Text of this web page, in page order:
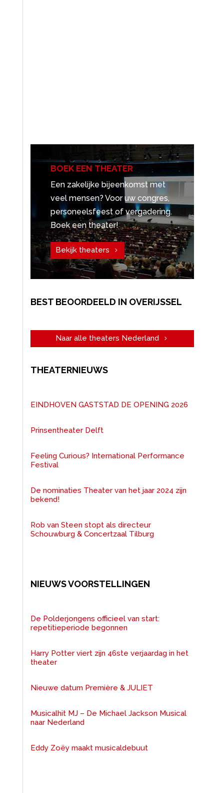
BOEK EEN THEATER
Een zakelijke bijeenkomst met
veel mensen? Voor uw congres,
personeelsfeest of vergadering.
Boek een theater!
Bekijk theaters
BEST BEOORDEELD IN OVERIJSSEL
Naar alle theaters Nederland
THEATERNIEUWS
EINDHOVEN GASTSTAD DE OPENING 2026
Prinsentheater Delft
Feeling Curious? International Performance
Festival
De nominaties Theater van het jaar 2024 zijn
bekend!
Rob van Steen stopt als directeur
Schouwburg & Concertzaal Tilburg
NIEUWS VOORSTELLINGEN
De Polderjongens officieel van start:
repetitieperiode begonnen
Harry Potter viert zijn 46ste verjaardag in het
theater
Nieuwe datum Première & JULIET
Musicalhit MJ – De Michael Jackson Musical
naar Nederland
Eddy Zoëy maakt musicaldebuut